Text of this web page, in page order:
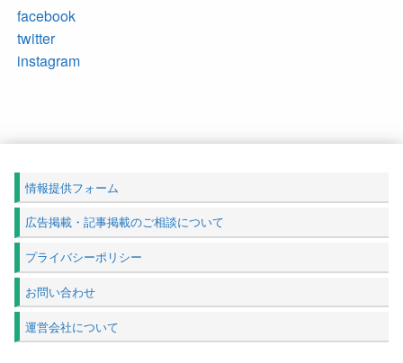
facebook
twitter
instagram
情報提供フォーム
広告掲載・記事掲載のご相談について
プライバシーポリシー
お問い合わせ
運営会社について